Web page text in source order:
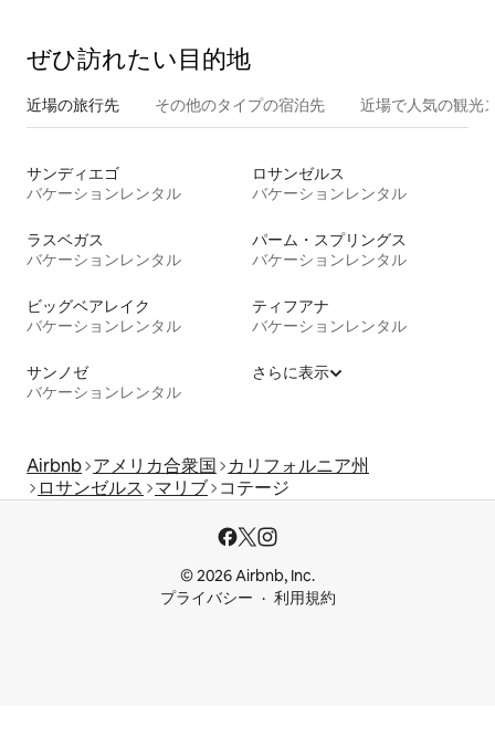
ぜひ訪⁠れ⁠た⁠い目⁠的⁠地
近場の旅行先 その他のタ⁠イ⁠プ⁠の宿⁠泊⁠先 近場で人気の観光
サンディエゴ
バケーションレンタル
ロサンゼルス
バケーションレンタル
ラスベガス
バケーションレンタル
パーム・スプリングス
バケーションレンタル
ビッグベアレイク
バケーションレンタル
ティフアナ
バケーションレンタル
サンノゼ
バケーションレンタル
さらに表示
Airbnb アメリカ合衆国
カリフォルニア州
ロサンゼルス
マリブ コテージ
© 2026 Airbnb, Inc.
プライバシー
利用規約